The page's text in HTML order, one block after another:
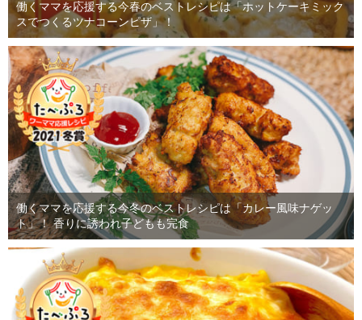
働くママを応援する今春のベストレシピは「ホットケーキミック
スでつくるツナコーンピザ」！
働くママを応援する今冬のベストレシピは「カレー風味ナゲッ
ト」！ 香りに誘われ子どもも完食